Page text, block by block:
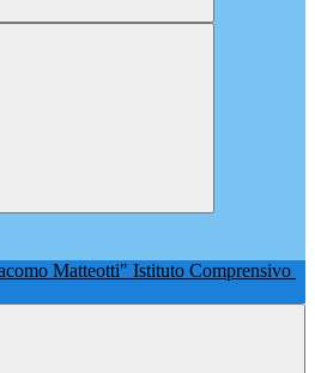
Istituto Comprensivo